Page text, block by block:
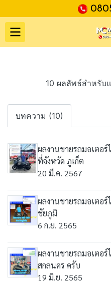
10 ผลลัพธ์สำหรับ
บทความ (10)
ผลงานขายรถมอเตอร์
ที่จังหวัด ภูเก็ต
20 มี.ค. 2567
ผลงานขายรถมอเตอ
ชัยภูมิ
6 ก.ย. 2565
ผลงานขายรถมอเตอร์
สกลนคร ครับ
19 มิ.ย. 2565